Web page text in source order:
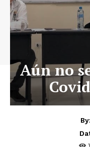
Aún no
By: